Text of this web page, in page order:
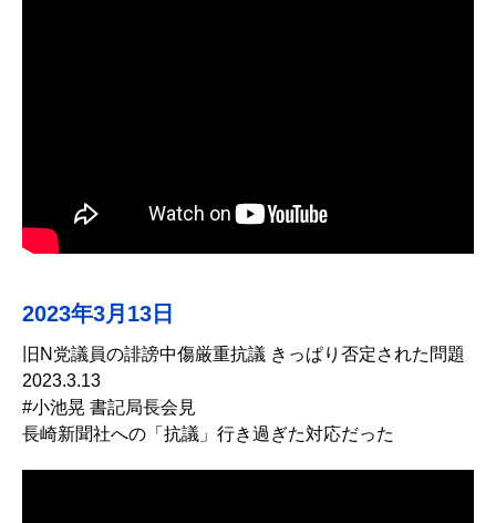
2023年3月13日
旧N党議員の誹謗中傷厳重抗議 きっぱり否定された問題
2023.3.13
#小池晃 書記局長会見
長崎新聞社への「抗議」行き過ぎた対応だった